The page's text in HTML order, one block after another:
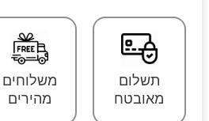
תשלום
מאובטח
משלוחים
מהירים